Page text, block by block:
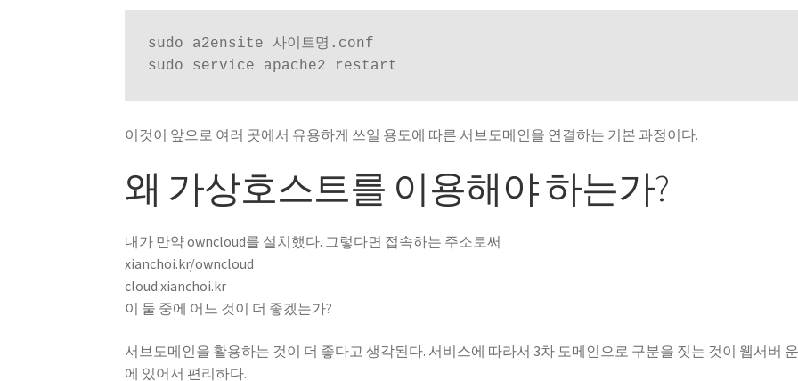
sudo a2ensite 사이트명.conf
sudo service apache2 restart
이것이 앞으로 여러 곳에서 유용하게 쓰일 용도에 따른 서브도메인을 연결하는 기본 과정이다.
왜 가상호스트를 이용해야 하는가?
내가 만약 owncloud를 설치했다. 그렇다면 접속하는 주소로써
xianchoi.kr/owncloud
cloud.xianchoi.kr
이 둘 중에 어느 것이 더 좋겠는가?
서브도메인을 활용하는 것이 더 좋다고 생각된다. 서비스에 따라서 3차 도메인으로 구분을 짓는 것이 웹서버
에 있어서 편리하다.